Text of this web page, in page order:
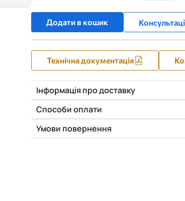
Додати в кошик
Технічна документація
Інформація про доставку
Способи оплати
Умови повернення